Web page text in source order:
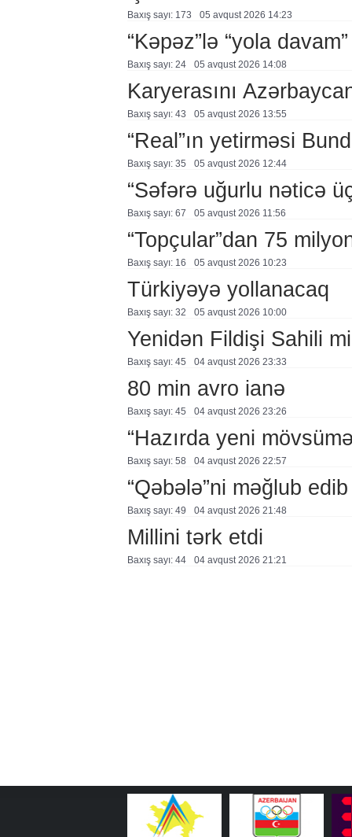
Baxış sayı: 173 05 avqust 2026 14:23
“Kəpəz”lə “yola
Baxış sayı: 24 05 avqust 2026 14:08
Karyerasını
Baxış sayı: 43 05 avqust 2026 13:55
“Real”ın yetirməsi
Baxış sayı: 35 05 avqust 2026 12:44
“Səfərə uğurlu nəticə
Baxış sayı: 67 05 avqust 2026 11:56
“Topçular”dan 75
Baxış sayı: 16 05 avqust 2026 10:23
Türkiyəyə yollanacaq
Baxış sayı: 32 05 avqust 2026 10:00
Yenidən Fildişi Sahili
Baxış sayı: 45 04 avqust 2026 23:33
80 min avro ianə
Baxış sayı: 45 04 avqust 2026 23:26
“Hazırda yeni
Baxış sayı: 58 04 avqust 2026 22:57
“Qəbələ”ni məğlub edib
Baxış sayı: 49 04 avqust 2026 21:48
Millini tərk etdi
Baxış sayı: 44 04 avqust 2026 21:21